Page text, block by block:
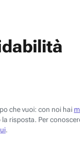
che vuoi: con noi hai
risposta. Per
.